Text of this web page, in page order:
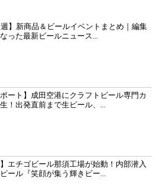
週】新商品＆ビールイベントまとめ｜編集
った最新ビールニュース...
ポート】成田空港にクラフトビール専門カ
！出発直前まで生ビール、...
】エチゴビール那須工場が始動！内部潜入
ール『笑顔が集う輝きビー...